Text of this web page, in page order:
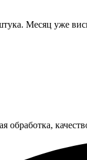
Месяц уже
обработка,